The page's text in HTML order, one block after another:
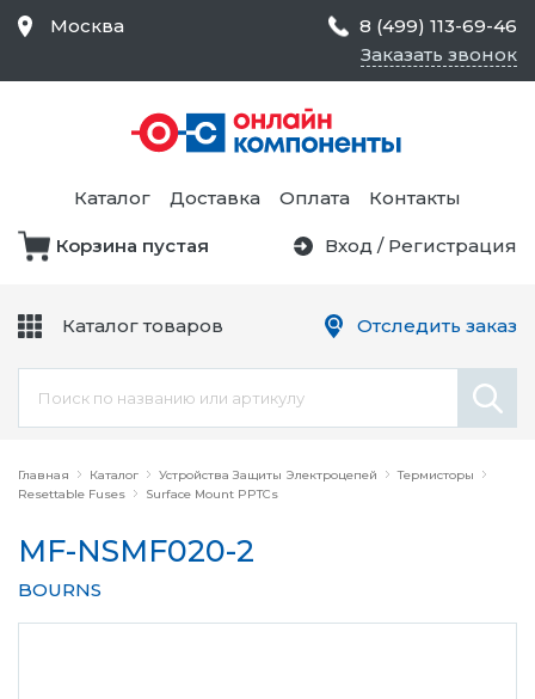
Главная Каталог Устройства Защиты Электроцепей
Термисторы
Resettable Fuses
Surface Mount PPTCs
MF-NSMF020-2
BOURNS
Москва
8 (499) 113-69-46
Заказать звонок
Каталог Доставка Оплата Контакты
Корзина пустая Вход / Регистрация
Каталог товаров
Средства Контроля
Статического
Электричества и
Безопасности,
Товары для Чистых
Цепи
Оборудование
Отследить заказ